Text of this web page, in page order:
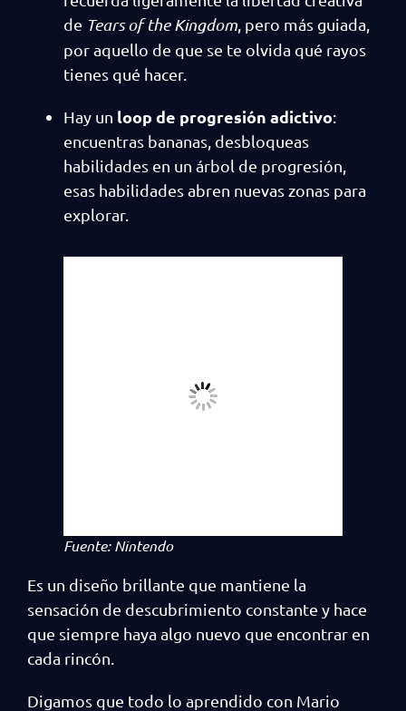
de Tears of the Kingdom , pero más guiada,
por aquello de que se te olvida qué rayos
tienes qué hacer.
Hay un loop de progresión adictivo:
encuentras bananas, desbloqueas
habilidades en un árbol de progresión,
esas habilidades abren nuevas zonas para
explorar.
Fuente: Nintendo
Es un diseño brillante que mantiene la
sensación de descubrimiento constante y hace
que siempre haya algo nuevo que encontrar en
cada rincón.
Digamos que todo lo aprendido con Mario